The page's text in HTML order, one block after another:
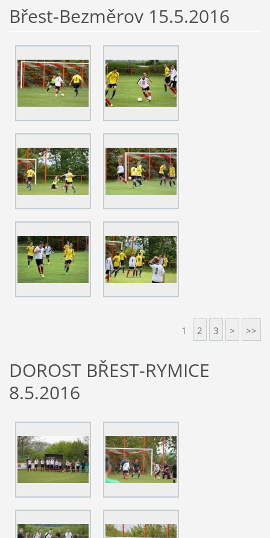
Břest-Bezměrov 15.5.2016
1 2 3 > >>
DOROST BŘEST-RYMICE
8.5.2016